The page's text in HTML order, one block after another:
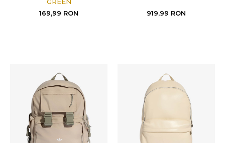
169,99 RON 919,99 RON